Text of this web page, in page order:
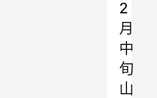
2
月
中
旬
山